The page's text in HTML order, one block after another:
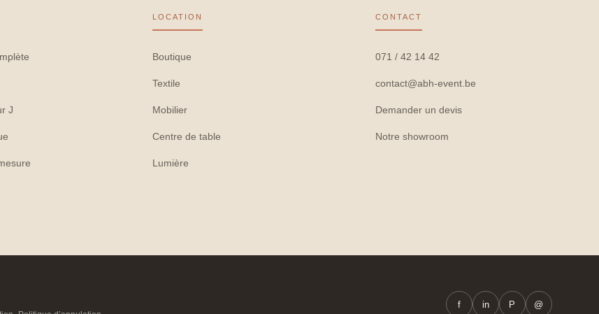
J
LOCATION
Boutique
Textile
Mobilier
Centre de table
Lumière
CONTACT
071 / 42 14 42
contact@abh-event.be
Demander un devis
Notre showroom
f in P @